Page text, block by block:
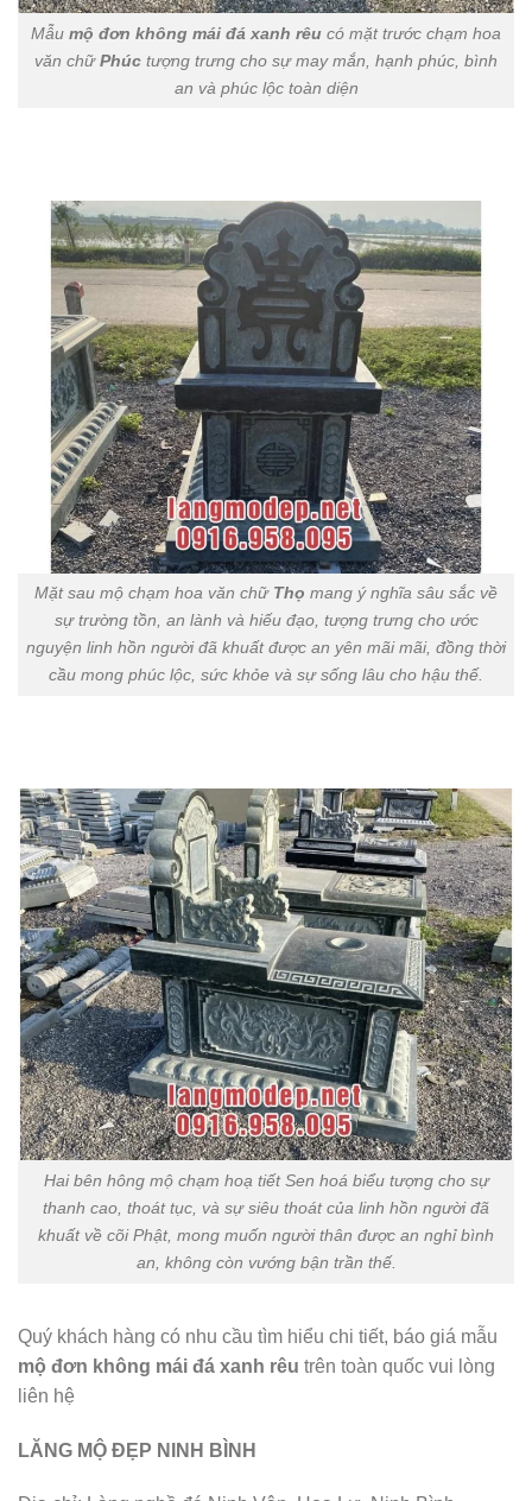
Mẫu mộ đơn không mái đá xanh rêu có mặt trước chạm hoa
văn chữPhúc tượng trưng cho sự may mắn, hạnh phúc, bình
an và phúc lộc toàn diện
Mặt sau mộ chạm hoa văn chữ Thọ mang ý nghĩa sâu sắc về
sự trường tồn, an lành và hiếu đạo, tượng trưng cho ước
nguyện linh hồn người đã khuất được an yên mãi mãi, đồng thời
cầu mong phúc lộc, sức khỏe và sự sống lâu cho hậu thế.
Hai bên hông mộ chạm hoạ tiết Sen hoá biểu tượng cho sự
thanh cao, thoát tục, và sự siêu thoát của linh hồn người đã
khuất về cõi Phật, mong muốn người thân được an nghỉ bình
an, không còn vướng bận trần thế.
Quý khách hàng có nhu cầu tìm hiểu chi tiết, báo giá mẫu
mộ đơn không mái đá xanh rêu trên toàn quốc vui lòng
liên hệ
LĂNG MỘ ĐẸP NINH BÌNH